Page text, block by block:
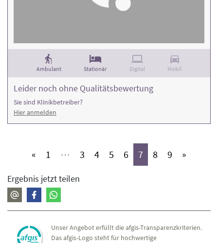
Ambulant Stationär Digital Mobil
Leider noch ohne Qualitätsbewertung
Sie sind Klinikbetreiber?
Hier anmelden
« 1 (aktiv)
⋯ 3 (aktiv)
4(aktiv)
5 (aktiv)
6 (aktiv)
7 (aktiv)
8 (aktiv)
9 (aktiv)
»
Ergebnis jetzt teilen
Unser Angebot erfüllt die afgis-Transparenzkriterien.
Das afgis-Logo steht für hochwertige